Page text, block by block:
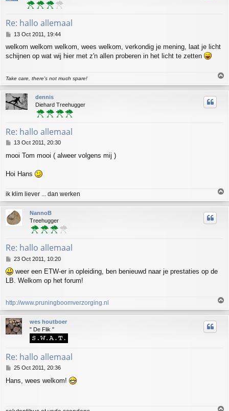
Re: hallo allemaal
P
s
t
13 Oct 2011, 19:44
welkom welkom welkom, wees welkom, verkondig je mening, laat je licht
schijnen op wat wij hier met z'n allen proberen in het licht te zetten
Take care, there's not much spare!
p
dennis
Diehard Treehugger
Re: hallo allemaal
P
s
13 Oct 2011, 20:30
mooi Tom mooi ( alweer volgens mij )
Hoi Hans
ik klim liever ... dan werken
o
p
NannoB
Treehugger
Re: hallo allemaal
P
s
t
23 Oct 2011, 10:20
weer een ETW-er in opleiding, ben benieuwd naar je prestaties op de
LB. Welkom op het forum!
http://www.pruningboomverzorging.nl
p
wes houtboer
" De Flik "
Re: hallo allemaal
P
s
25 Oct 2011, 20:36
Hans, wees welkom!